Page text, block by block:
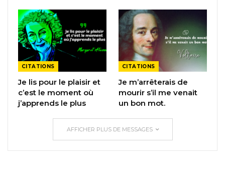
CITATIONS
Je lis pour le plaisir et
c’est le moment où
j’apprends le plus
CITATIONS
Je m’arrêterais de
mourir s’il me venait
un bon mot.
AFFICHER PLUS DE MESSAGES